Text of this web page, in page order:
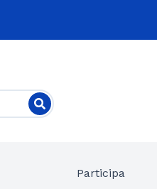
Participa